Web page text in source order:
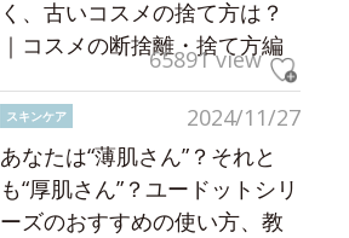
く、古いコスメの捨て方は？
｜コスメの断捨離・捨て方編
65891 view
2024/11/27
スキンケア
あなたは“薄肌さん”？それと
も“厚肌さん”？ユードットシリ
ーズのおすすめの使い方、教